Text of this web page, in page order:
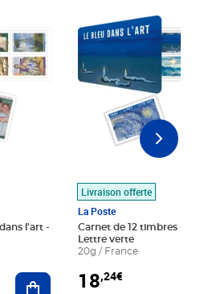
l'art -
Ajouter au panier
Livraison offerte
La Poste
Carnet de 12 timbres - Le
Lettre verte
20g / France
18,24€